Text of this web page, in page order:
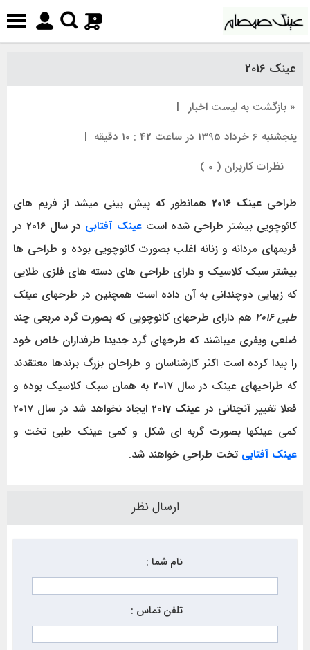
0
عینک 2016
« بازگشت به لیست اخبار |
پنجشنبه 6 خرداد 1395 در ساعت 42 : 10 دقیقه
|
نظرات کاربران ( 0 )
طراحی عینک 2016
همانطور که پیش بینی میشد از فریم های
کائوچویی بیشتر طراحی شده استعینک آفتابی در سال 2016
در
فریمهای مردانه و زنانه اغلب بصورت کائوچویی بوده و طراحی ها
بیشتر سبک کلاسیک و دارای طراحی های دسته های فلزی طلایی
که زیبایی دوچندانی به آن داده است همچنین در طرحهایعینک
طبی 2016
هم دارای طرحهای کائوچویی که بصورت گرد مربعی چند
ضلعی ویفری میباشند که طرحهای گرد جدیدا طرفداران خاص خود
را پیدا کرده است اکثر کارشناسان و طراحان بزرگ برندها معتقدند
که طراحیهای عینک در سال 2017 به همان سبک کلاسیک بوده و
فعلا تغییر آنچنانی در عینک 2017
ایجاد نخواهد شد در سال 2017
کمی عینکها بصورت گربه ای شکل و کمی عینک طبی تخت و
عینک آفتابی تخت طراحی خواهند شد.
ارسال نظر
نام شما :
تلفن تماس :